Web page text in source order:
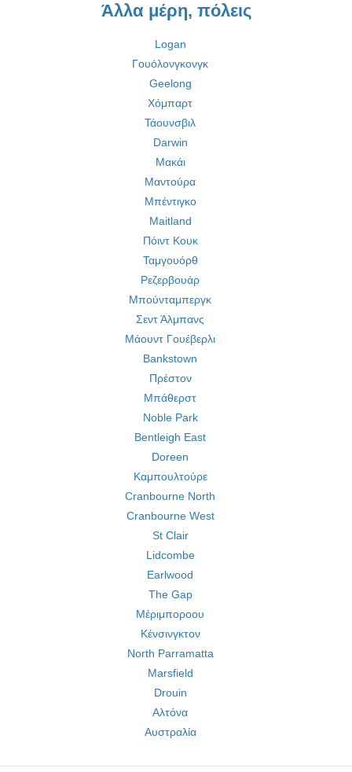
Άλλα μέρη, πόλεις
Logan
Γουόλονγκονγκ
Geelong
Χόμπαρτ
Τάουνσβιλ
Darwin
Μακάι
Μαντούρα
Μπέντιγκο
Maitland
Πόιντ Κουκ
Ταμγουόρθ
Ρεζερβουάρ
Μπούνταμπεργκ
Σεντ Άλμπανς
Μάουντ Γουέβερλι
Bankstown
Πρέστον
Μπάθερστ
Noble Park
Bentleigh East
Doreen
Καμπουλτούρε
Cranbourne North
Cranbourne West
St Clair
Lidcombe
Earlwood
The Gap
Μέριμποροου
Κένσινγκτον
North Parramatta
Marsfield
Drouin
Αλτόνα
Αυστραλία